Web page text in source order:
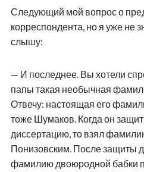
Следующий мой вопрос о
корреспондента, но я уже не
слышу:
— И последнее. Вы хотели
папы такая необычная
Отвечу: настоящая его
тоже Шумаков. Когда он
диссертацию, то взял
Понизовским. После защиты
фамилию двоюродной бабки